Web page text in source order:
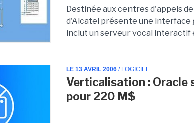
Destinée aux centres d'appels
d'Alcatel présente une interface
inclut un serveur vocal interactif
LE 13 AVRIL 2006 / LOGICIEL
Verticalisation : Oracle
pour 220 M$